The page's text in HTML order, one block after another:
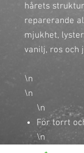
hårets
reparerande
mjukhet,
vanilj, ros och
\n
\n
\n
För torrt
\n